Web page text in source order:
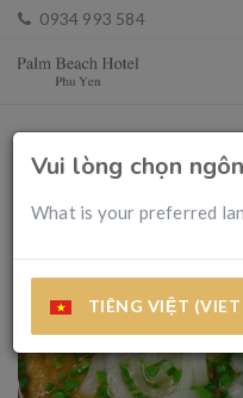
Vui lòng chọn
What is your preferred
TIÊNG VIỆT
0934 993 584